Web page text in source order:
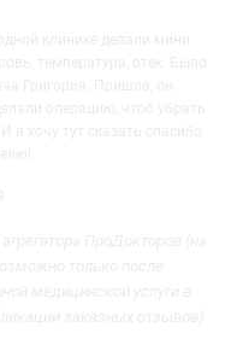
клинике делали мини
температура, отек. Было
Григория. Пришла, он
операцию, чтоб убрать
я хочу тут сказать спасибо
ПроДокторов (на
только после
медицинской услуги в
заказных отзывов)